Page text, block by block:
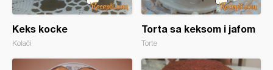
Keks kocke
Kolači
Torta sa keksom i jafom
Torte